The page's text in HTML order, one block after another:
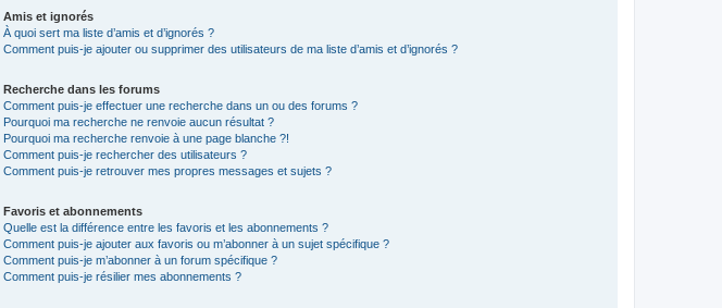
Amis et ignorés
À quoi sert ma liste d’amis et d’ignorés ?
Comment puis-je ajouter ou supprimer des utilisateurs de ma liste d’amis et d’ignorés ?
Recherche dans les forums
Comment puis-je effectuer une recherche dans un ou des forums ?
Pourquoi ma recherche ne renvoie aucun résultat ?
Pourquoi ma recherche renvoie à une page blanche ?!
Comment puis-je rechercher des utilisateurs ?
Comment puis-je retrouver mes propres messages et sujets ?
Favoris et abonnements
Quelle est la différence entre les favoris et les abonnements ?
Comment puis-je ajouter aux favoris ou m’abonner à un sujet spécifique ?
Comment puis-je m’abonner à un forum spécifique ?
Comment puis-je résilier mes abonnements ?